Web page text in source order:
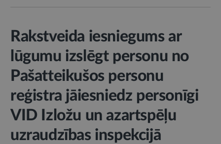
Rakstveida iesniegums ar
lūgumu izslēgt personu no
Pašatteikušos personu
reģistra jāiesniedz personīgi
VID Izložu un azartspēļu
uzraudzības inspekcijā